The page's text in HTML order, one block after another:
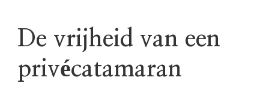
De vrijheid van een
privécatamaran